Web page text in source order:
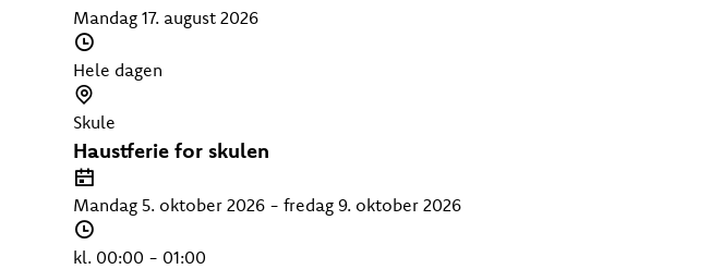
n
t
a
o
Mandag 17. august 2026
i
s
p
n
t
Hele dagen
t
e
Skule
Haustferie for skulen
a
o
Mandag 5. oktober 2026 - fredag 9. oktober 2026
i
kl. 00:00 - 01:00